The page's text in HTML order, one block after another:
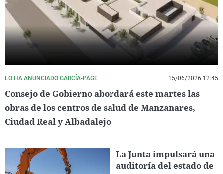
LO HA ANUNCIADO GARCÍA-PAGE 15/06/2026 12:45
Consejo de Gobierno abordará este martes las
obras de los centros de salud de Manzanares,
Ciudad Real y Albadalejo
La Junta impulsará una
auditoría del estado de